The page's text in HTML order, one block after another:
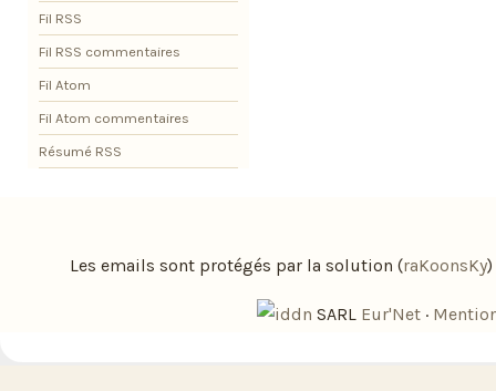
Fil RSS
Fil RSS commentaires
Fil Atom
Fil Atom commentaires
Résumé RSS
Les emails sont protégés par la solution (raKoonsKy)
SARL Eur'Net ·